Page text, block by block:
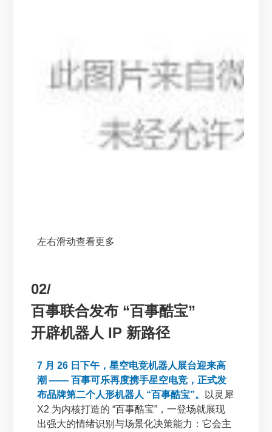
左右滑动查看更多
02/
百事联合发布 “百事酷宝”
开辟机器人 IP 新路径
7 月 26 日下午，星空电竞机器人展台迎来高
潮 —— 百事可乐再度携手星空电竞，正式发
布品牌第二个人形机器人 “百事酷宝”。
以灵犀
X2 为内核打造的 “百事酷宝”，一登场就展现
出强大的情绪识别与场景化决策能力：它会主